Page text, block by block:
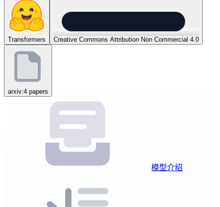
Transformers Creative Commons Attribution Non Commercial 4.0
arxiv:4 papers
模型介绍